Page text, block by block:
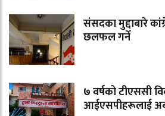
संसदका मुद्दाबारे
छलफल गर्ने
७ वर्षको टीएससी
आईएसपीहरूलाई